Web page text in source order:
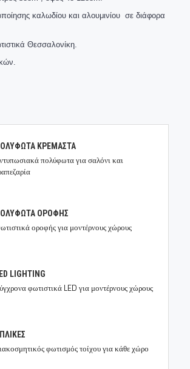
καλωδίου και αλουμινίου σε διάφορα
Θεσσαλονίκη.
ΚΡΕΜΑΣΤΑ
πολύφωτα για σαλόνι και
ΟΡΟΦΗΣ
οροφής για μοντέρνους χώρους
LIGHTING
φωτιστικά LED για μοντέρνους χώρους
φωτισμός τοίχου για κάθε χώρο